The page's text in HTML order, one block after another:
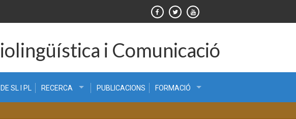
i Comunicació
SL I PL RECERCA PUBLICACIONS FORMACIÓ